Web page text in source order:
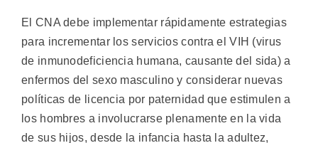
El CNA debe implementar rápidamente estrategias
para incrementar los servicios contra el VIH (virus
de inmunodeficiencia humana, causante del sida) a
enfermos del sexo masculino y considerar nuevas
políticas de licencia por paternidad que estimulen a
los hombres a involucrarse plenamente en la vida
de sus hijos, desde la infancia hasta la adultez,